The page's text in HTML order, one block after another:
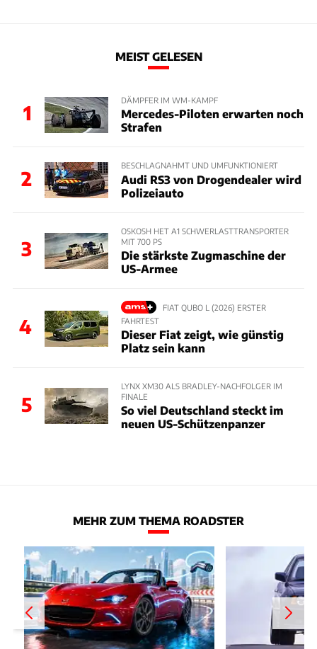
MEIST GELESEN
1
DÄMPFER IM WM-KAMPF
Mercedes-Piloten erwarten noch
Strafen
2
BESCHLAGNAHMT UND UMFUNKTIONIERT
Audi RS3 von Drogendealer wird
Polizeiauto
3
OSKOSH HET A1 SCHWERLASTTRANSPORTER
MIT 700 PS
Die stärkste Zugmaschine der
US-Armee
4
FIAT QUBO L (2026) ERSTER
FAHRTEST
Dieser Fiat zeigt, wie günstig
Platz sein kann
5
LYNX XM30 ALS BRADLEY-NACHFOLGER IM
FINALE
So viel Deutschland steckt im
neuen US-Schützenpanzer
MEHR ZUM THEMA ROADSTER